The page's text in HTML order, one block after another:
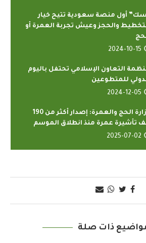
أول منصة سعودية تتيح خيار
والحجز وعيش تجربة العمرة أو
2024-10-15
التعاون الإسلامي تحتفل باليوم
للمتطوعين
2024-12-05
وزارة الحج والعمرة: إصدار أكثر من 190
تأشيرة عمرة منذ انطلاق الموسم
2025-07-02
ذات صلة